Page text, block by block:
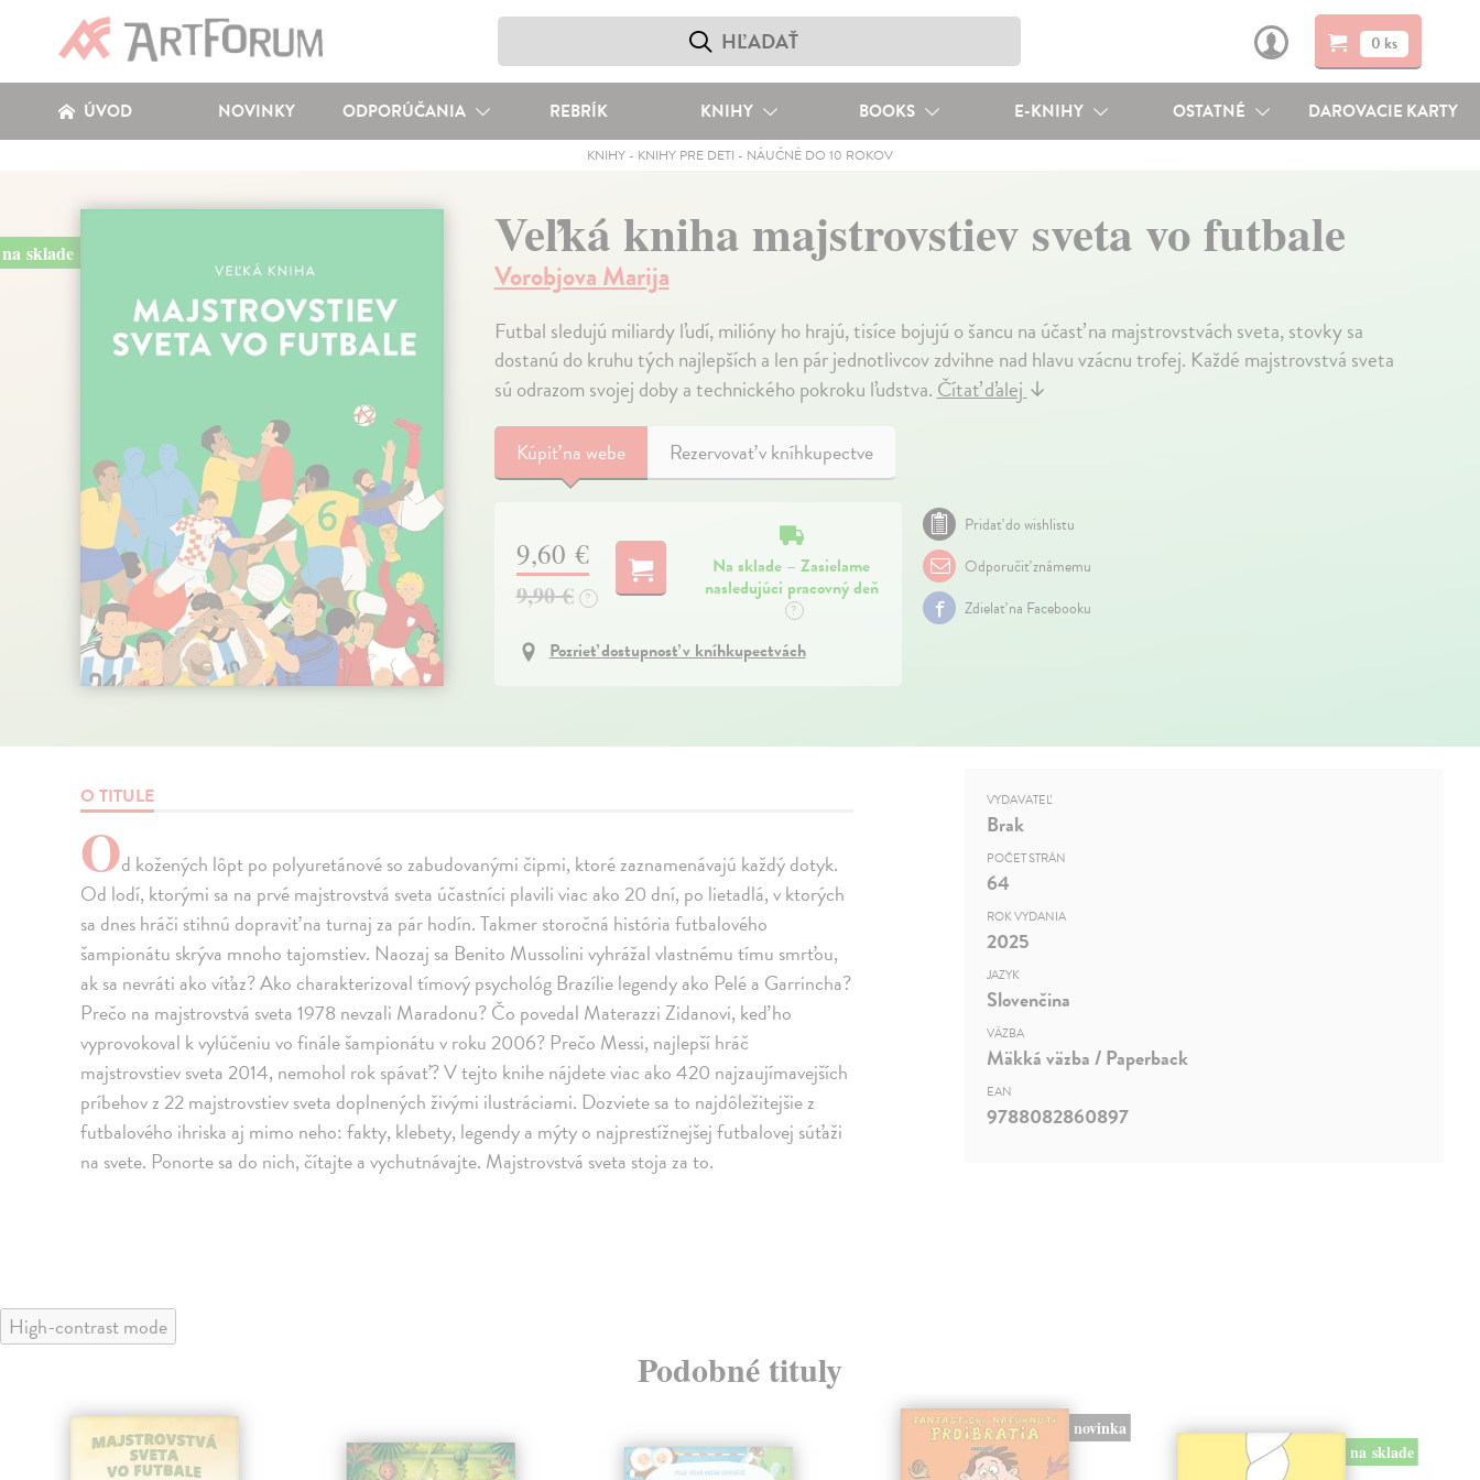
0 ks
ÚVOD NOVINKY ODPORÚČANIA REBRÍK KNIHY BOOKS E-KNIHY OSTATNÉ DAROVACIE KARTY
KNIHY- KNIHY PRE DETI - NÁUČNÉ DO 10 ROKOV
na sklade Veľká kniha majstrovstiev sveta vo futbale
Vorobjova Marija
Futbal sledujú miliardy ľudí, milióny ho hrajú, tisíce bojujú o šancu na účasť na majstrovstvách sveta, stovky sa
dostanú do kruhu tých najlepších a len pár jednotlivcov zdvihne nad hlavu vzácnu trofej. Každé majstrovstvá sveta
sú odrazom svojej doby a technického pokroku ľudstva.Čítať ďalej↓
Kúpiťna webe Rezervovať v kníhkupectve
9,60 €
9,90 € ?
Na sklade – Zasielame
nasledujúci pracovný deň
?
Pozrieť dostupnosť v kníhkupectvách
Pridať do wishlistu
Odporučiť známemu
Zdielať na Facebooku
O TITULE
Od kožených lôpt po polyuretánové so zabudovanými čipmi, ktoré zaznamenávajú každý dotyk.
Od lodí, ktorými sa na prvé majstrovstvá sveta účastníci plavili viac ako 20 dní, po lietadlá, v ktorých
sa dnes hráči stihnú dopraviť na turnaj za pár hodín. Takmer storočná história futbalového
šampionátu skrýva mnoho tajomstiev. Naozaj sa Benito Mussolini vyhrážal vlastnému tímu smrťou,
ak sa nevráti ako víťaz? Ako charakterizoval tímový psychológ Brazílie legendy ako Pelé a Garrincha?
Prečo na majstrovstvá sveta 1978 nevzali Maradonu? Čo povedal Materazzi Zidanovi, keď ho
vyprovokoval k vylúčeniu vo finále šampionátu v roku 2006? Prečo Messi, najlepší hráč
majstrovstiev sveta 2014, nemohol rok spávať? V tejto knihe nájdete viac ako 420 najzaujímavejších
príbehov z 22 majstrovstiev sveta doplnených živými ilustráciami. Dozviete sa to najdôležitejšie z
futbalového ihriska aj mimo neho: fakty, klebety, legendy a mýty o najprestížnejšej futbalovej súťaži
na svete. Ponorte sa do nich, čítajte a vychutnávajte. Majstrovstvá sveta stoja za to.
VYDAVATEĽ
Brak
POČET STRÁN
64
ROK VYDANIA
2025
JAZYK
Slovenčina
VÄZBA
Mäkká väzba / Paperback
EAN
9788082860897
High-contrast mode
Podobné tituly
novinka
na sklade